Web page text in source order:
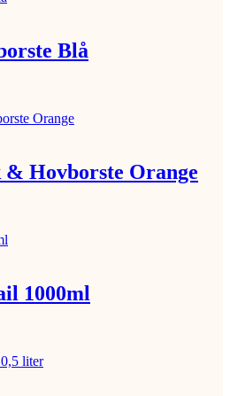
Blå
Hovborste Orange
1000ml